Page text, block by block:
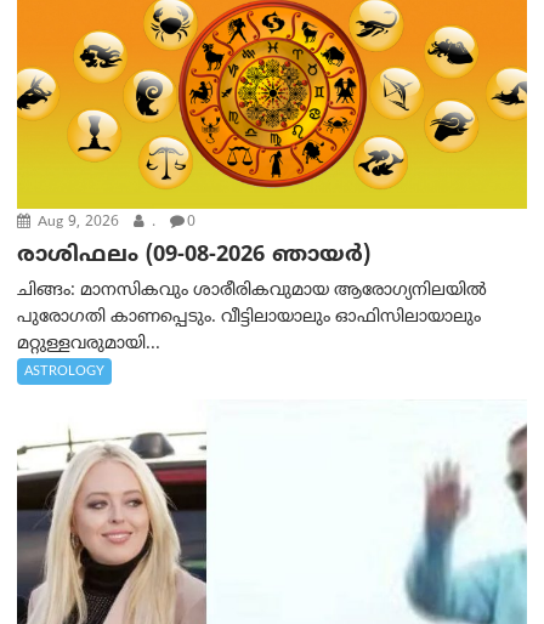
Aug 9, 2026 . 0
രാശിഫലം (09-08-2026 ഞായര്‍)
ചിങ്ങം: മാനസികവും ശാരീരികവുമായ ആരോഗ്യനിലയിൽ
പുരോഗതി കാണപ്പെടും. വീട്ടിലായാലും ഓഫിസിലായാലും
മറ്റുള്ളവരുമായി...
ASTROLOGY